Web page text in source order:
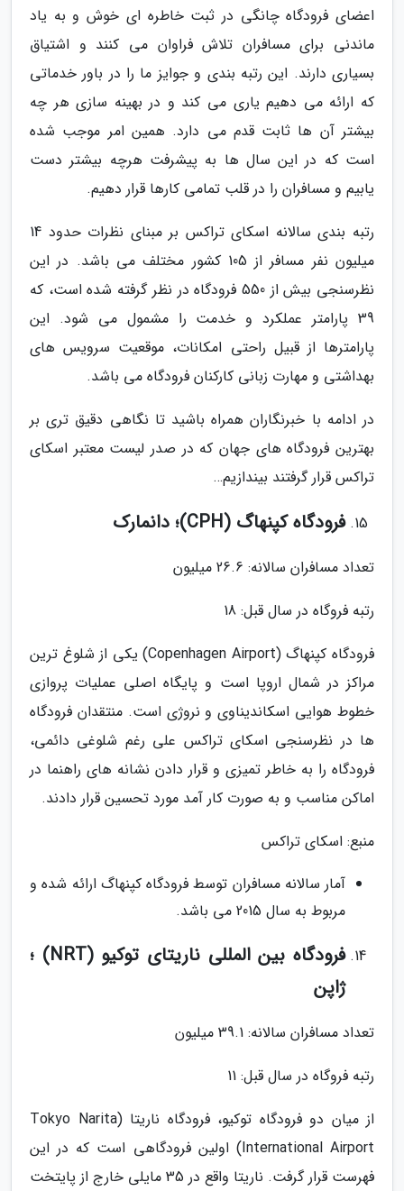
اعضای فرودگاه چانگی در ثبت خاطره ای خوش و به یاد
ماندنی برای مسافران تلاش فراوان می کنند و اشتیاق
بسیاری دارند. این رتبه بندی و جوایز ما را در باور خدماتی
که ارائه می دهیم یاری می کند و در بهینه سازی هر چه
بیشتر آن ها ثابت قدم می دارد. همین امر موجب شده
است که در این سال ها به پیشرفت هرچه بیشتر دست
یابیم و مسافران را در قلب تمامی کارها قرار دهیم.
رتبه بندی سالانه اسکای تراکس بر مبنای نظرات حدود 14
میلیون نفر مسافر از 105 کشور مختلف می باشد. در این
نظرسنجی بیش از 550 فرودگاه در نظر گرفته شده است، که
39 پارامتر عملکرد و خدمت را مشمول می شود. این
پارامترها از قبیل راحتی امکانات، موقعیت سرویس های
بهداشتی و مهارت زبانی کارکنان فرودگاه می باشد.
در ادامه با خبرنگاران همراه باشید تا نگاهی دقیق تری بر
بهترین فرودگاه های جهان که در صدر لیست معتبر اسکای
تراکس قرار گرفتند بیندازیم…
فرودگاه کپنهاگ (CPH)؛ دانمارک
تعداد مسافران سالانه: 26.6 میلیون
رتبه فروگاه در سال قبل: 18
فرودگاه کپنهاگ (Copenhagen Airport) یکی از شلوغ ترین
مراکز در شمال اروپا است و پایگاه اصلی عملیات پروازی
خطوط هوایی اسکاندیناوی و نروژی است. منتقدان فرودگاه
ها در نظرسنجی اسکای تراکس علی رغم شلوغی دائمی،
فرودگاه را به خاطر تمیزی و قرار دادن نشانه های راهنما در
اماکن مناسب و به صورت کار آمد مورد تحسین قرار دادند.
منبع: اسکای تراکس
آمار سالانه مسافران توسط فرودگاه کپنهاگ ارائه شده و
مربوط به سال 2015 می باشد.
فرودگاه بین المللی ناریتای توکیو (NRT) ؛
ژاپن
تعداد مسافران سالانه: 39.1 میلیون
رتبه فروگاه در سال قبل: 11
از میان دو فرودگاه توکیو، فرودگاه ناریتا (Tokyo Narita
International Airport) اولین فرودگاهی است که در این
فهرست قرار گرفت. ناریتا واقع در 35 مایلی خارج از پایتخت